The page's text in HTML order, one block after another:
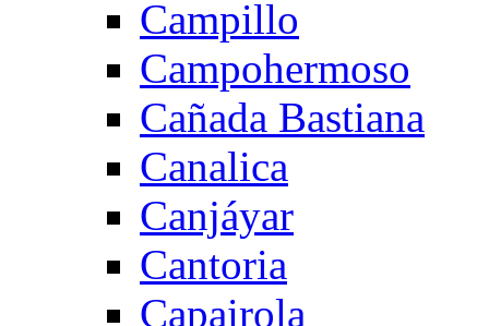
Campillo
Campohermoso
Cañada Bastiana
Canalica
Canjáyar
Cantoria
Capairola